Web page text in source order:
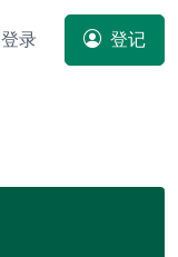
登录 登记